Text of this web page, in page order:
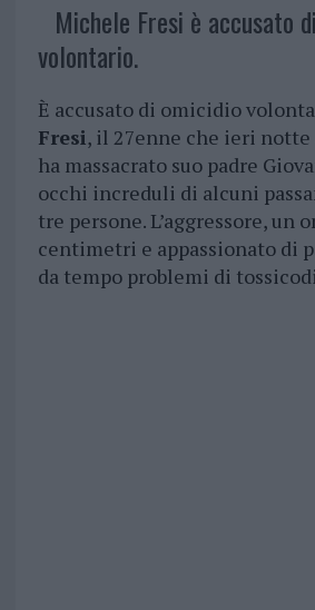
Michele Fresi è accusato
volontario.
È accusato di omicidio
Fresi, il 27enne che ieri notte
ha massacrato suo padre
occhi increduli di alcuni
tre persone. L’aggressore, un
centimetri e appassionato di
da tempo problemi di